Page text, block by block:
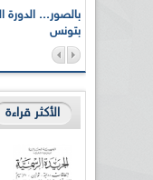
بتونس
الأكثر قراءة